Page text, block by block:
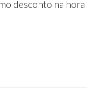
desconto na hora